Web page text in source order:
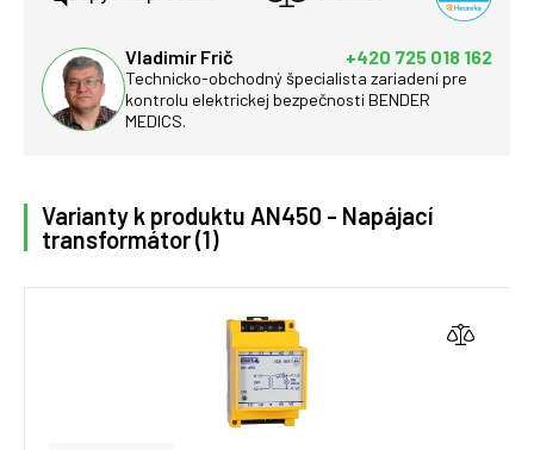
Vladimír Frič +420 725 018 162
Technicko-obchodný špecialista zariadení pre
kontrolu elektrickej bezpečnosti BENDER
MEDICS.
Varianty k produktu AN450 - Napájací
transformátor (1)